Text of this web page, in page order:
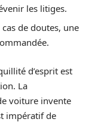
les litiges.
cas de doutes, une
d’esprit est
La
voiture invente
impératif de